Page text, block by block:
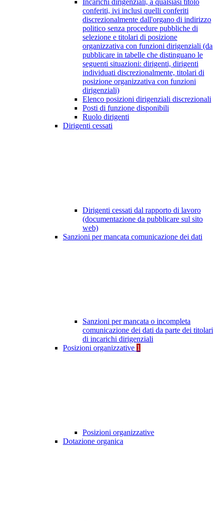
Incarichi dirigenziali, a qualsiasi titolo
conferiti, ivi inclusi quelli conferiti
discrezionalmente dall'organo di indirizzo
politico senza procedure pubbliche di
selezione e titolari di posizione
organizzativa con funzioni dirigenziali (da
pubblicare in tabelle che distinguano le
seguenti situazioni: dirigenti, dirigenti
individuati discrezionalmente, titolari di
posizione organizzativa con funzioni
dirigenziali)
Elenco posizioni dirigenziali discrezionali
Posti di funzione disponibili
Ruolo dirigenti
Dirigenti cessati
Dirigenti cessati dal rapporto di lavoro
(documentazione da pubblicare sul sito
web)
Sanzioni per mancata comunicazione dei dati
Sanzioni per mancata o incompleta
comunicazione dei dati da parte dei titolari
di incarichi dirigenziali
Posizioni organizzative 1
Posizioni organizzative
Dotazione organica